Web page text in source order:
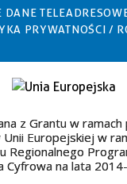
DANE
PRYWATNOŚCI /
z Grantu w
Europejskiej w
Regionalnego
Cyfrowa na lata